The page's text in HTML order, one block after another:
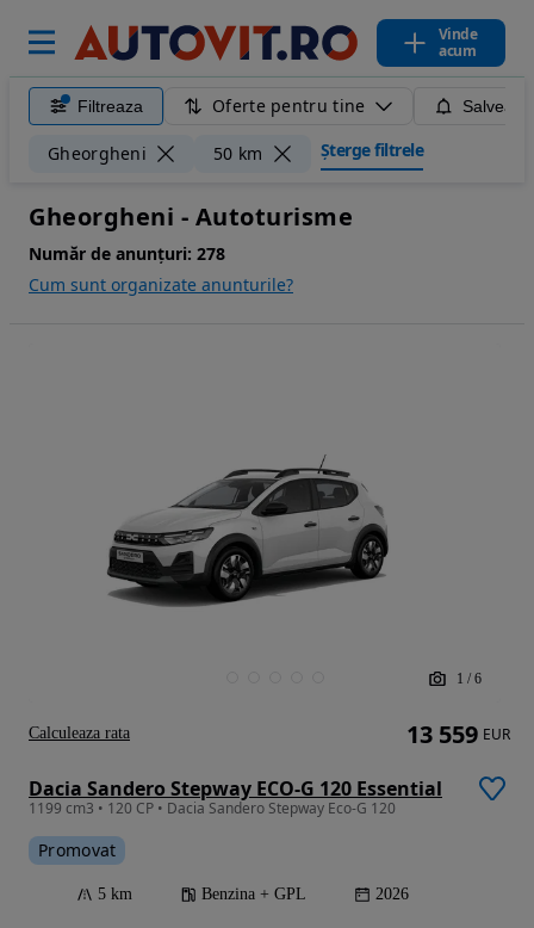
Vinde
acum
Filtreaza Oferte pentru tine
Gheorgheni 50 km Șterge filtrele
Gheorgheni - Autoturisme
Număr de anunțuri: 278
Cum sunt organizate anunturile?
1 / 6
Dacia Sandero Stepway ECO-G 120 Essential
1199 cm3 • 120 CP • Dacia Sandero Stepway Eco-G 120
Promovat
5 km Benzina + GPL 2026
13 559 EUR
Calculeaza rata